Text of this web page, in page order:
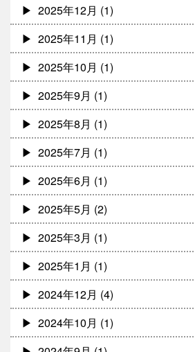
2025年12月 (1)
2025年11月 (1)
2025年10月 (1)
2025年9月 (1)
2025年8月 (1)
2025年7月 (1)
2025年6月 (1)
2025年5月 (2)
2025年3月 (1)
2025年1月 (1)
2024年12月 (4)
2024年10月 (1)